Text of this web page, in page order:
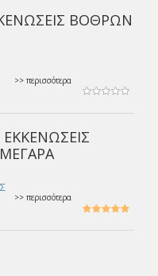
ΒΟΘΡΩΝ
>> περισσότερα
>> περισσότερα